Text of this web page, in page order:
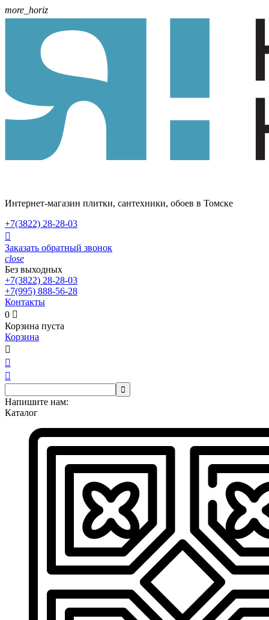
more_horiz
Интернет-магазин плитки, сантехники, обоев в Томске
+7(3822) 28-28-03

Заказать обратный звонок
close
Без выходных
+7(3822) 28-28-03
+7(995) 888-56-28
Контакты
0 
Корзина пуста
Корзина




Напишите нам:
Каталог